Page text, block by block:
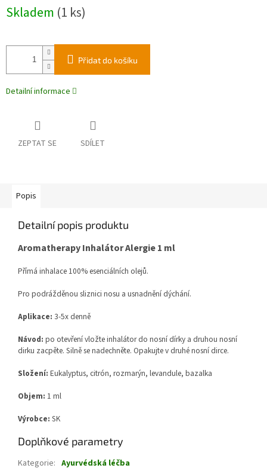
cena:
Skladem (1 ks)
Přidat do košíku
Detailní informace
ZEPTAT SE SDÍLET
Popis
Detailní popis produktu
Aromatherapy Inhalátor Alergie 1 ml
Přímá inhalace 100% esenciálních olejů.
Pro podrážděnou sliznici nosu a usnadnění dýchání.
Aplikace: 3-5x denně
Návod: po otevření vložte inhalátor do nosní dírky a druhou nosní
dirku zacpěte. Silně se nadechněte. Opakujte v druhé nosní dirce.
Složení: Eukalyptus, citrón, rozmarýn, levandule, bazalka
Objem: 1 ml
Výrobce: SK
Doplňkové parametry
Kategorie: Ayurvédská léčba